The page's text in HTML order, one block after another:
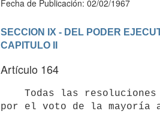
Fecha de Publicación: 02/02/1967
SECCION IX - DEL PODER
CAPITULO II
Artículo 164